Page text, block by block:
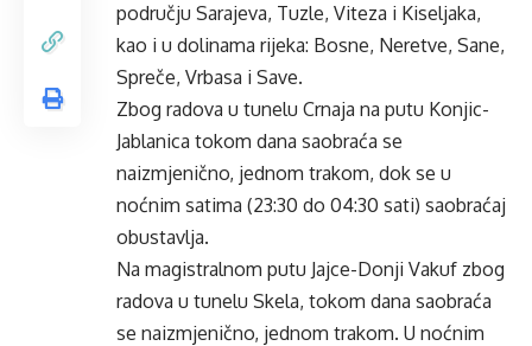
području Sarajeva, Tuzle, Viteza i Kiseljaka,
kao i u dolinama rijeka: Bosne, Neretve, Sane,
Spreče, Vrbasa i Save.
Zbog radova u tunelu Crnaja na putu Konjic-
Jablanica tokom dana saobraća se
naizmjenično, jednom trakom, dok se u
noćnim satima (23:30 do 04:30 sati) saobraćaj
obustavlja.
Na magistralnom putu Jajce-Donji Vakuf zbog
radova u tunelu Skela, tokom dana saobraća
se naizmjenično, jednom trakom. U noćnim